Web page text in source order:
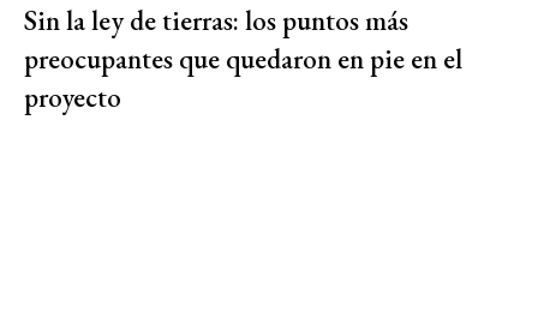
Sin la ley de tierras: los puntos más
preocupantes que quedaron en pie en el
proyecto